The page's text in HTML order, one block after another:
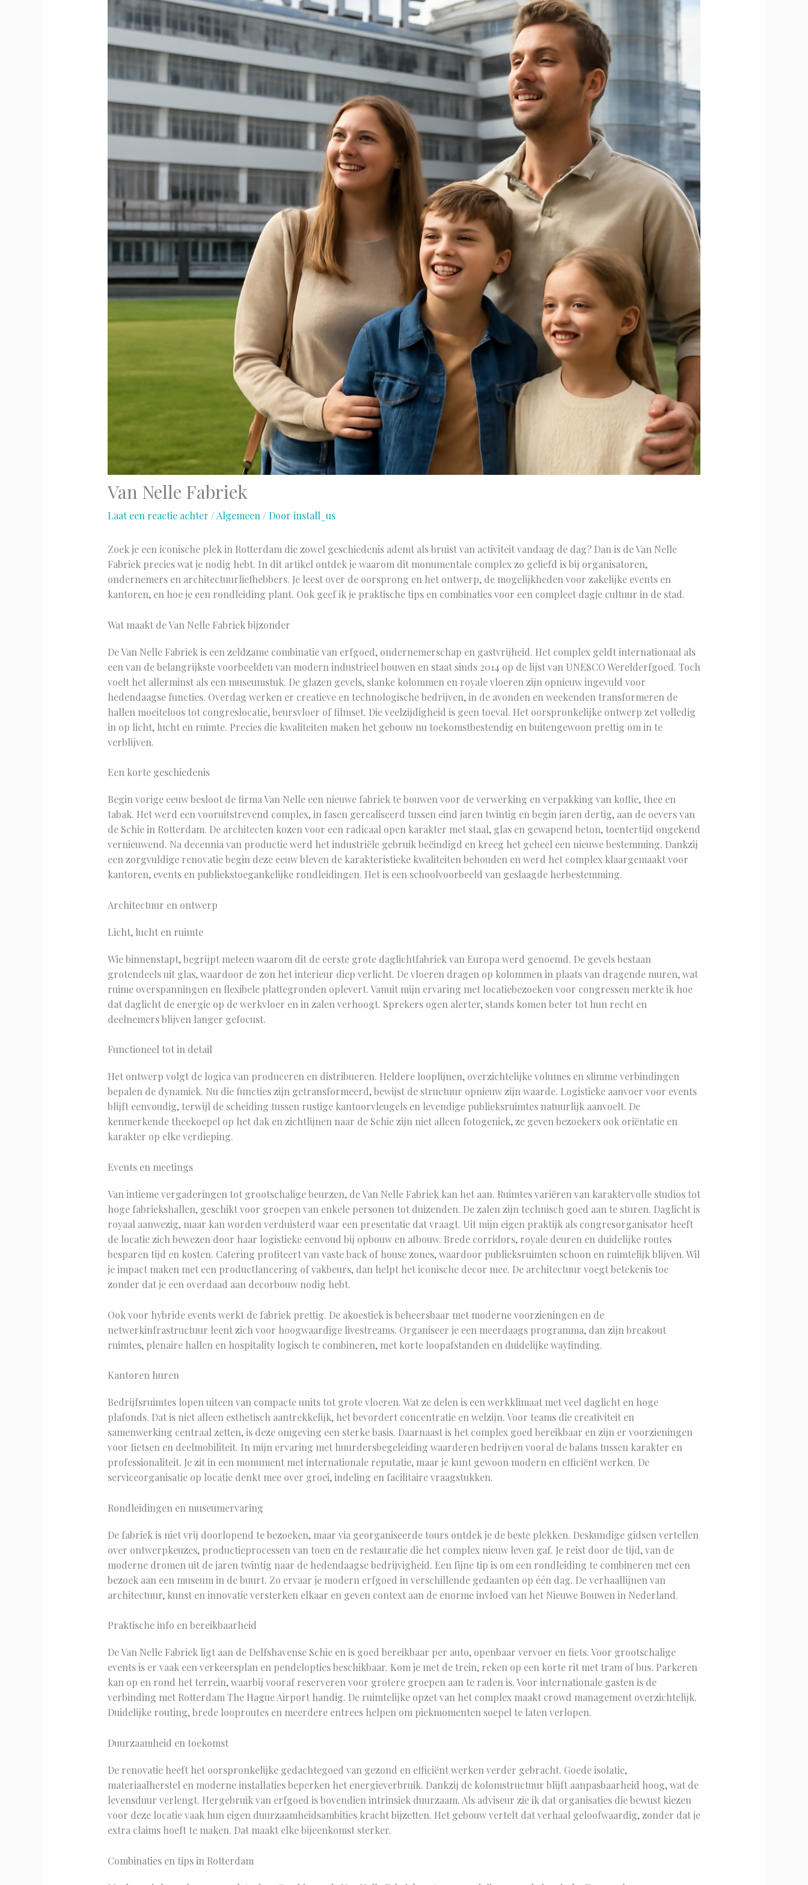
Van Nelle Fabriek
Laat een reactie achter /Algemeen / Door install_us
Zoek je een iconische plek in Rotterdam die zowel geschiedenis ademt als bruist van activiteit vandaag de dag? Dan is de Van Nelle
Fabriek precies wat je nodig hebt. In dit artikel ontdek je waarom dit monumentale complex zo geliefd is bij organisatoren,
ondernemers en architectuurliefhebbers. Je leest over de oorsprong en het ontwerp, de mogelijkheden voor zakelijke events en
kantoren, en hoe je een rondleiding plant. Ook geef ik je praktische tips en combinaties voor een compleet dagje cultuur in de stad.
Wat maakt de Van Nelle Fabriek bijzonder
De Van Nelle Fabriek is een zeldzame combinatie van erfgoed, ondernemerschap en gastvrijheid. Het complex geldt internationaal als
een van de belangrijkste voorbeelden van modern industrieel bouwen en staat sinds 2014 op de lijst van UNESCO Werelderfgoed. Toch
voelt het allerminst als een museumstuk. De glazen gevels, slanke kolommen en royale vloeren zijn opnieuw ingevuld voor
hedendaagse functies. Overdag werken er creatieve en technologische bedrijven, in de avonden en weekenden transformeren de
hallen moeiteloos tot congreslocatie, beursvloer of filmset. Die veelzijdigheid is geen toeval. Het oorspronkelijke ontwerp zet volledig
in op licht, lucht en ruimte. Precies die kwaliteiten maken het gebouw nu toekomstbestendig en buitengewoon prettig om in te
verblijven.
Een korte geschiedenis
Begin vorige eeuw besloot de firma Van Nelle een nieuwe fabriek te bouwen voor de verwerking en verpakking van koffie, thee en
tabak. Het werd een vooruitstrevend complex, in fasen gerealiseerd tussen eind jaren twintig en begin jaren dertig, aan de oevers van
de Schie in Rotterdam. De architecten kozen voor een radicaal open karakter met staal, glas en gewapend beton, toentertijd ongekend
vernieuwend. Na decennia van productie werd het industriële gebruik beëindigd en kreeg het geheel een nieuwe bestemming. Dankzij
een zorgvuldige renovatie begin deze eeuw bleven de karakteristieke kwaliteiten behouden en werd het complex klaargemaakt voor
kantoren, events en publiekstoegankelijke rondleidingen. Het is een schoolvoorbeeld van geslaagde herbestemming.
Architectuur en ontwerp
Licht, lucht en ruimte
Wie binnenstapt, begrijpt meteen waarom dit de eerste grote daglichtfabriek van Europa werd genoemd. De gevels bestaan
grotendeels uit glas, waardoor de zon het interieur diep verlicht. De vloeren dragen op kolommen in plaats van dragende muren, wat
ruime overspanningen en flexibele plattegronden oplevert. Vanuit mijn ervaring met locatiebezoeken voor congressen merkte ik hoe
dat daglicht de energie op de werkvloer en in zalen verhoogt. Sprekers ogen alerter, stands komen beter tot hun recht en
deelnemers blijven langer gefocust.
Functioneel tot in detail
Het ontwerp volgt de logica van produceren en distribueren. Heldere looplijnen, overzichtelijke volumes en slimme verbindingen
bepalen de dynamiek. Nu die functies zijn getransformeerd, bewijst de structuur opnieuw zijn waarde. Logistieke aanvoer voor events
blijft eenvoudig, terwijl de scheiding tussen rustige kantoorvleugels en levendige publieksruimtes natuurlijk aanvoelt. De
kenmerkende theekoepel op het dak en zichtlijnen naar de Schie zijn niet alleen fotogeniek, ze geven bezoekers ook oriëntatie en
karakter op elke verdieping.
Events en meetings
Van intieme vergaderingen tot grootschalige beurzen, de Van Nelle Fabriek kan het aan. Ruimtes variëren van karaktervolle studios tot
hoge fabriekshallen, geschikt voor groepen van enkele personen tot duizenden. De zalen zijn technisch goed aan te sturen. Daglicht is
royaal aanwezig, maar kan worden verduisterd waar een presentatie dat vraagt. Uit mijn eigen praktijk als congresorganisator heeft
de locatie zich bewezen door haar logistieke eenvoud bij opbouw en afbouw. Brede corridors, royale deuren en duidelijke routes
besparen tijd en kosten. Catering profiteert van vaste back of house zones, waardoor publieksruimten schoon en ruimtelijk blijven. Wil
je impact maken met een productlancering of vakbeurs, dan helpt het iconische decor mee. De architectuur voegt betekenis toe
zonder dat je een overdaad aan decorbouw nodig hebt.
Ook voor hybride events werkt de fabriek prettig. De akoestiek is beheersbaar met moderne voorzieningen en de
netwerkinfrastructuur leent zich voor hoogwaardige livestreams. Organiseer je een meerdaags programma, dan zijn breakout
ruimtes, plenaire hallen en hospitality logisch te combineren, met korte loopafstanden en duidelijke wayfinding.
Kantoren huren
Bedrijfsruimtes lopen uiteen van compacte units tot grote vloeren. Wat ze delen is een werkklimaat met veel daglicht en hoge
plafonds. Dat is niet alleen esthetisch aantrekkelijk, het bevordert concentratie en welzijn. Voor teams die creativiteit en
samenwerking centraal zetten, is deze omgeving een sterke basis. Daarnaast is het complex goed bereikbaar en zijn er voorzieningen
voor fietsen en deelmobiliteit. In mijn ervaring met huurdersbegeleiding waarderen bedrijven vooral de balans tussen karakter en
professionaliteit. Je zit in een monument met internationale reputatie, maar je kunt gewoon modern en efficiënt werken. De
serviceorganisatie op locatie denkt mee over groei, indeling en facilitaire vraagstukken.
Rondleidingen en museumervaring
De fabriek is niet vrij doorlopend te bezoeken, maar via georganiseerde tours ontdek je de beste plekken. Deskundige gidsen vertellen
over ontwerpkeuzes, productieprocessen van toen en de restauratie die het complex nieuw leven gaf. Je reist door de tijd, van de
moderne dromen uit de jaren twintig naar de hedendaagse bedrijvigheid. Een fijne tip is om een rondleiding te combineren met een
bezoek aan een museum in de buurt. Zo ervaar je modern erfgoed in verschillende gedaanten op één dag. De verhaallijnen van
architectuur, kunst en innovatie versterken elkaar en geven context aan de enorme invloed van het Nieuwe Bouwen in Nederland.
Praktische info en bereikbaarheid
De Van Nelle Fabriek ligt aan de Delfshavense Schie en is goed bereikbaar per auto, openbaar vervoer en fiets. Voor grootschalige
events is er vaak een verkeersplan en pendelopties beschikbaar. Kom je met de trein, reken op een korte rit met tram of bus. Parkeren
kan op en rond het terrein, waarbij vooraf reserveren voor grotere groepen aan te raden is. Voor internationale gasten is de
verbinding met Rotterdam The Hague Airport handig. De ruimtelijke opzet van het complex maakt crowd management overzichtelijk.
Duidelijke routing, brede looproutes en meerdere entrees helpen om piekmomenten soepel te laten verlopen.
Duurzaamheid en toekomst
De renovatie heeft het oorspronkelijke gedachtegoed van gezond en efficiënt werken verder gebracht. Goede isolatie,
materiaalherstel en moderne installaties beperken het energieverbruik. Dankzij de kolomstructuur blijft aanpasbaarheid hoog, wat de
levensduur verlengt. Hergebruik van erfgoed is bovendien intrinsiek duurzaam. Als adviseur zie ik dat organisaties die bewust kiezen
voor deze locatie vaak hun eigen duurzaamheidsambities kracht bijzetten. Het gebouw vertelt dat verhaal geloofwaardig, zonder dat je
extra claims hoeft te maken. Dat maakt elke bijeenkomst sterker.
Combinaties en tips in Rotterdam